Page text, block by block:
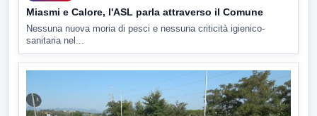
Miasmi e Calore, l'ASL parla attraverso il Comune
Nessuna nuova moria di pesci e nessuna criticità igienico-
sanitaria nel...